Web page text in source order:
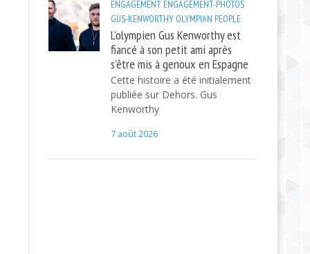
ENGAGEMENT ENGAGEMENT-PHOTOS
GUS-KENWORTHY OLYMPIAN PEOPLE
L'olympien Gus Kenworthy est
fiancé à son petit ami après
s'être mis à genoux en Espagne
Cette histoire a été initialement
publiée sur Dehors. Gus
Kenworthy
7 août 2026